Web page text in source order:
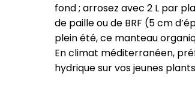
fond ; arrosez avec 2 L par
de paille ou de BRF (5 cm
plein été, ce manteau
En climat méditerranéen,
hydrique sur vos jeunes